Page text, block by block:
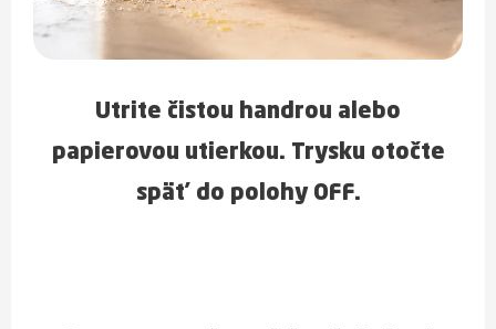
Utrite čistou handrou alebo
papierovou utierkou. Trysku otočte
späť do polohy OFF.